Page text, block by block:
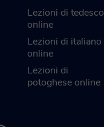
Lezioni di tedesco
online
Lezioni di italiano
online
Lezioni di
potoghese online